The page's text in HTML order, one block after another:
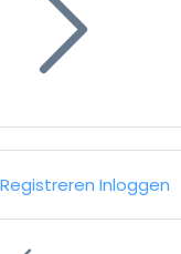
Registreren Inloggen